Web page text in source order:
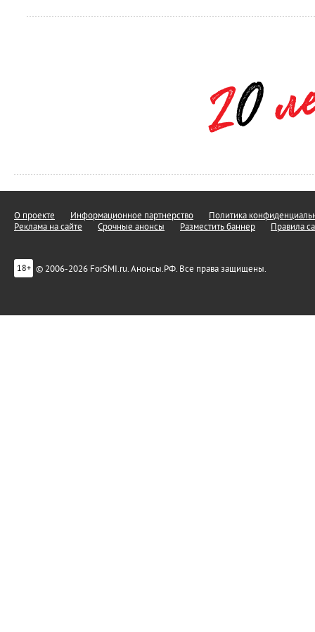
О проекте Информационное партнерство
Политика
Реклама на сайте
Срочные анонсы Разместить баннер Правила
18+ © 2006-2026 ForSMI.ru. Анонсы.РФ. Все права защищены.